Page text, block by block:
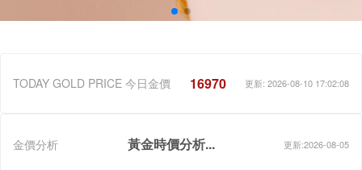
TODAY GOLD PRICE 今日金價 16970 更新: 2026-08-10 17:02:08
金價分析 黃金時價分析... 更新:2026-08-05